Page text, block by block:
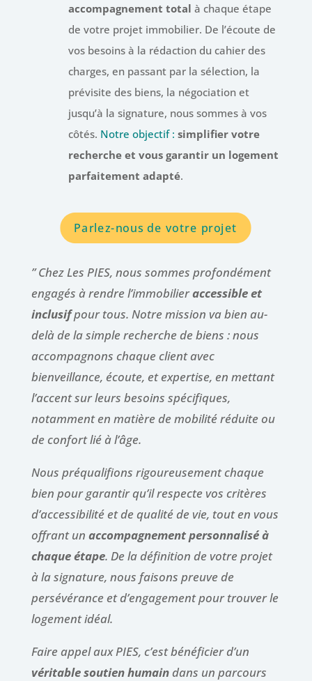
accompagnement total à chaque étape
de votre projet immobilier. De l’écoute de
vos besoins à la rédaction du cahier des
charges, en passant par la sélection, la
prévisite des biens, la négociation et
jusqu’à la signature, nous sommes à vos
côtés. Notre objectif : simplifier votre
recherche et vous garantir un logement
parfaitement adapté.
Parlez-nous de votre projet
” Chez Les PIES, nous sommes profondément
engagés à rendre l’immobilieraccessible et
inclusifpour tous. Notre mission va bien au-
delà de la simple recherche de biens : nous
accompagnons chaque client avec
bienveillance, écoute, et expertise, en mettant
l’accent sur leurs besoins spécifiques,
notamment en matière de mobilité réduite ou
de confort lié à l’âge.
Nous préqualifions rigoureusement chaque
bien pour garantir qu’il respecte vos critères
d’accessibilité et de qualité de vie, tout en vous
offrant un accompagnement personnalisé à
chaque étape. De la définition de votre projet
à la signature, nous faisons preuve de
persévérance et d’engagement pour trouver le
logement idéal.
Faire appel aux PIES, c’est bénéficier d’un
véritable soutien humaindans un parcours